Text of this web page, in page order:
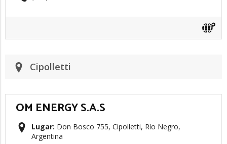
Cipolletti
OM ENERGY S.A.S
Lugar: Don Bosco 755, Cipolletti, Río Negro,
Argentina